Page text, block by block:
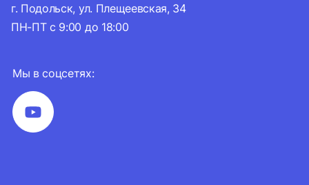
Мы в соцсетях:
г. Подольск, ул. Плещеевская, 34
ПН-ПТ с 9:00 до 18:00